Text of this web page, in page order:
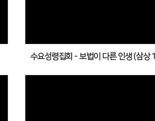
수요성령집회 - 보법이 다른 인생 (삼